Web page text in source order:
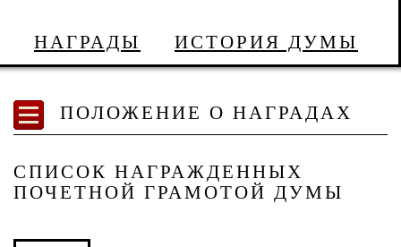
НАГРАДЫ ИСТОРИЯ ДУМЫ
ПОЛОЖЕНИЕ О НАГРАДАХ
СПИСОК НАГРАЖДЕННЫХ
ПОЧЕТНОЙ ГРАМОТОЙ ДУМЫ